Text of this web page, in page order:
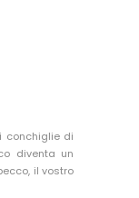
conchiglie di
diventa un
il vostro